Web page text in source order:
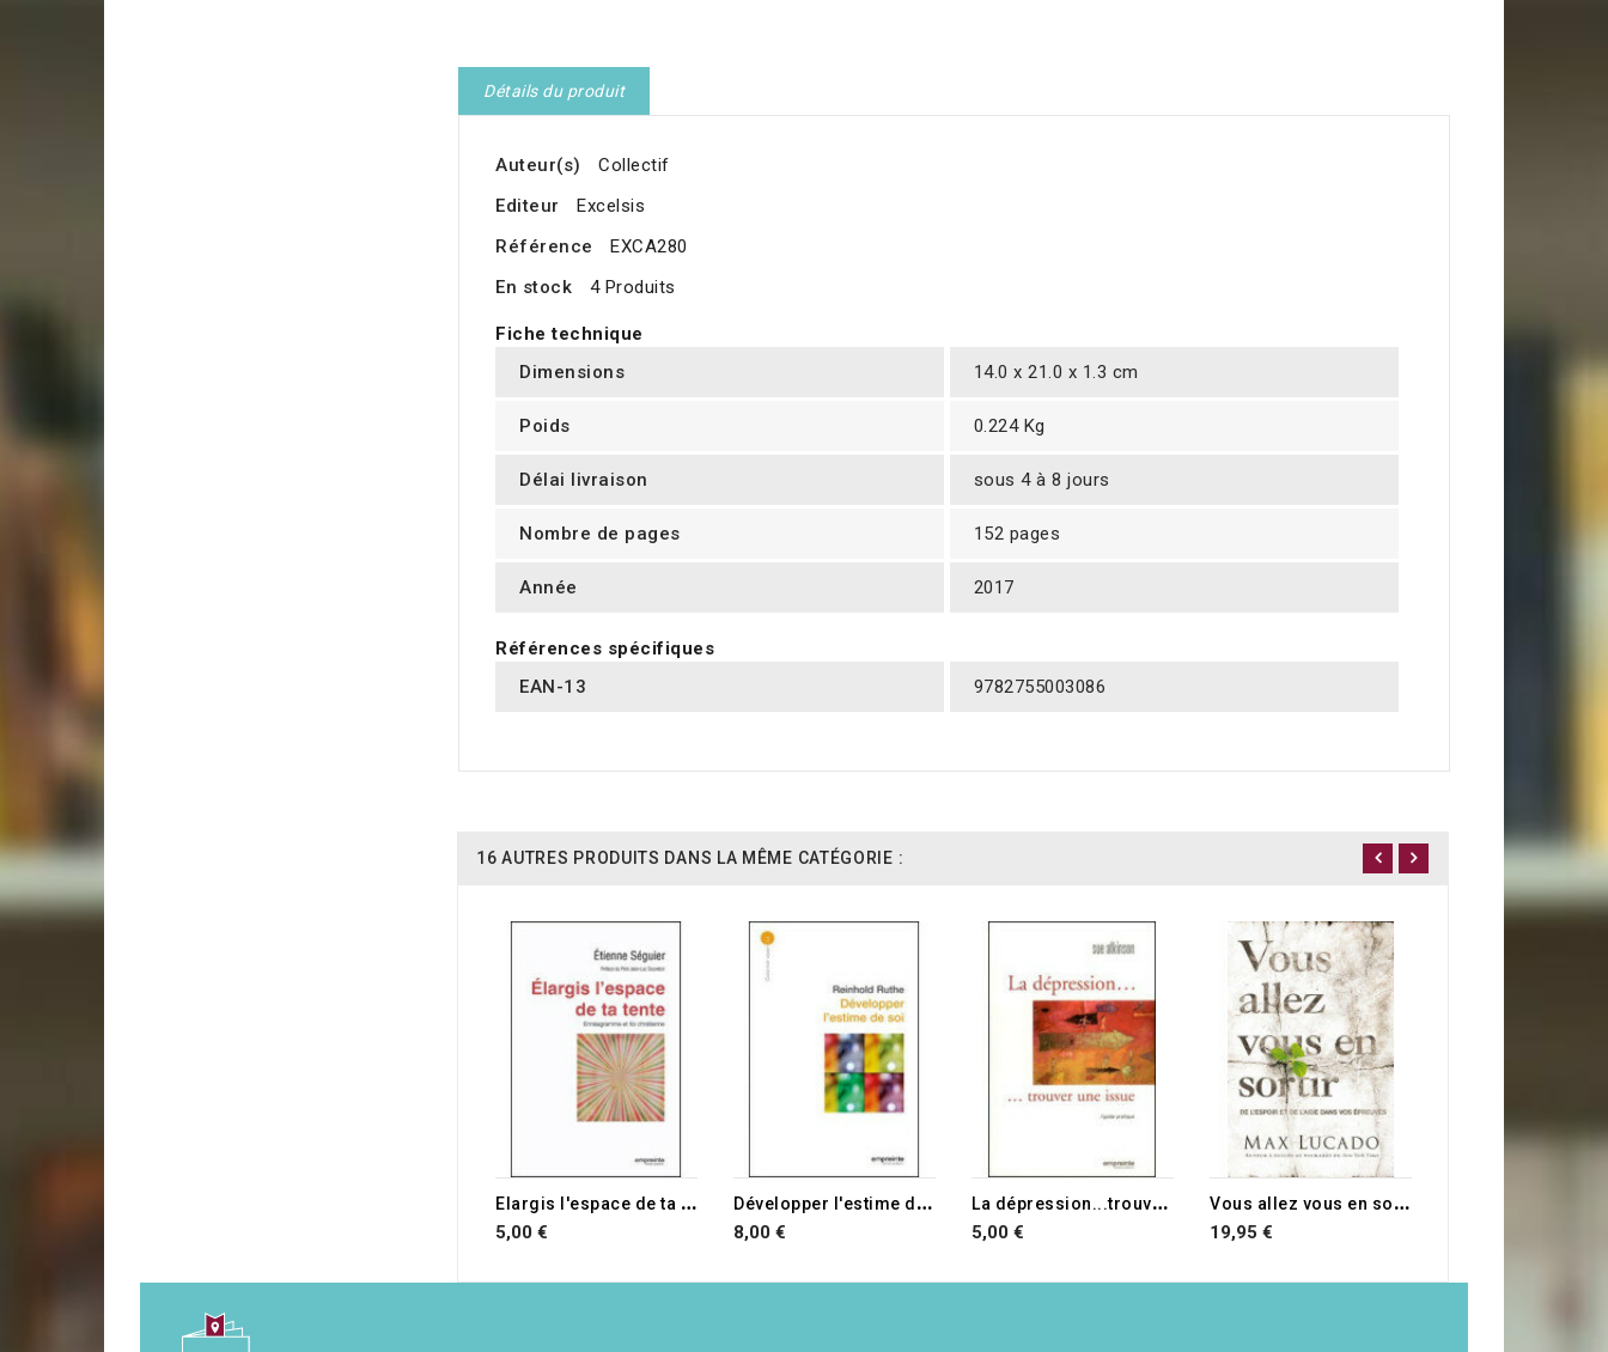
Détails du produit
Auteur(s)
Collectif
Editeur
Excelsis
Référence
EXCA280
En stock
4 Produits
Fiche technique
Dimensions
14.0 x 21.0 x 1.3 cm
Poids 0.224 Kg
Délai livraison sous 4 à 8 jours
Nombre de pages 152 pages
Année 2017
Références spécifiques
EAN-13
9782755003086
16 AUTRES PRODUITS DANS LA MÊME CATÉGORIE :
E
largis l'espace de ta tente
5,00 €
D
évelopper l'estime de soi
8,00 €
L
a dépression...trouver une issue
5,00 €
V
ous allez vous en sortir
19,95 €